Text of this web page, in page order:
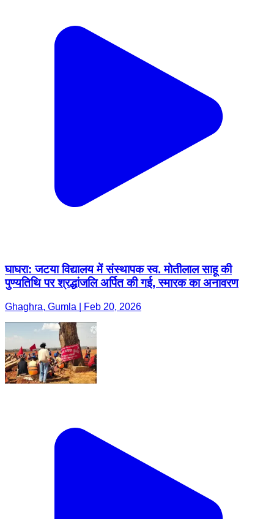
घाघरा: जटया विद्यालय में संस्थापक स्व. मोतीलाल साहू की
पुण्यतिथि पर श्रद्धांजलि अर्पित की गई, स्मारक का अनावरण
Ghaghra, Gumla | Feb 20, 2026